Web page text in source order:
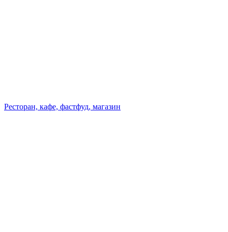
Ресторан, кафе, фастфуд, магазин